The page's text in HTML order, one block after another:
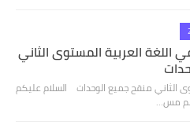
اللغة العربية المستوى الثاني
الثاني منقح جميع الوحدات السلام عليكم
مس…